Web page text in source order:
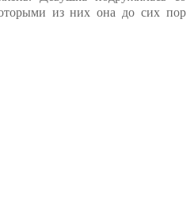
из них она до сих пор